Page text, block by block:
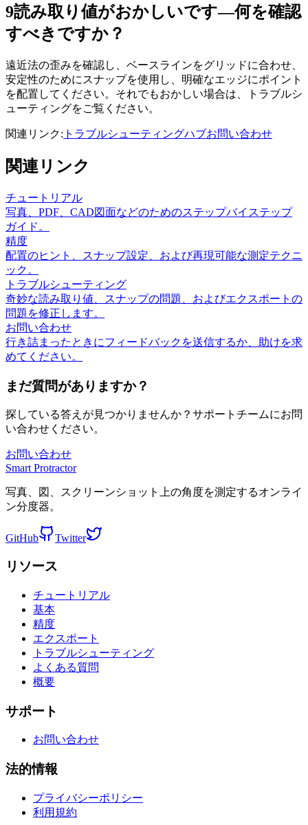
9読み取り値がおかしいです—何を確認
すべきですか？
遠近法の歪みを確認し、ベースラインをグリッドに合わせ、
安定性のためにスナップを使用し、明確なエッジにポイント
を配置してください。それでもおかしい場合は、トラブルシ
ューティングをご覧ください。
関連リンク: トラブルシューティングハブお問い合わせ
関連リンク
チュートリアル
写真、PDF、CAD図面などのためのステップバイステップ
ガイド。
精度
配置のヒント、スナップ設定、および再現可能な測定テクニ
ック。
トラブルシューティング
奇妙な読み取り値、スナップの問題、およびエクスポートの
問題を修正します。
お問い合わせ
行き詰まったときにフィードバックを送信するか、助けを求
めてください。
まだ質問がありますか？
探している答えが見つかりませんか？サポートチームにお問
い合わせください。
お問い合わせ
Smart Protractor
写真、図、スクリーンショット上の角度を測定するオンライ
ン分度器。
GitHub Twitter
リソース
チュートリアル
基本
精度
エクスポート
トラブルシューティング
よくある質問
概要
サポート
お問い合わせ
法的情報
プライバシーポリシー
利用規約